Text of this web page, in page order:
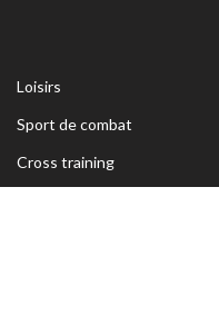
Loisirs
Sport de combat
Cross training